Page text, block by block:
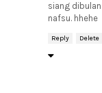
siang
nafsu. hhehe
Reply Delete